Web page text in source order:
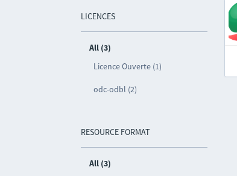
LICENCES
All (3)
Licence Ouverte (1)
odc-odbl (2)
RESOURCE FORMAT
All (3)